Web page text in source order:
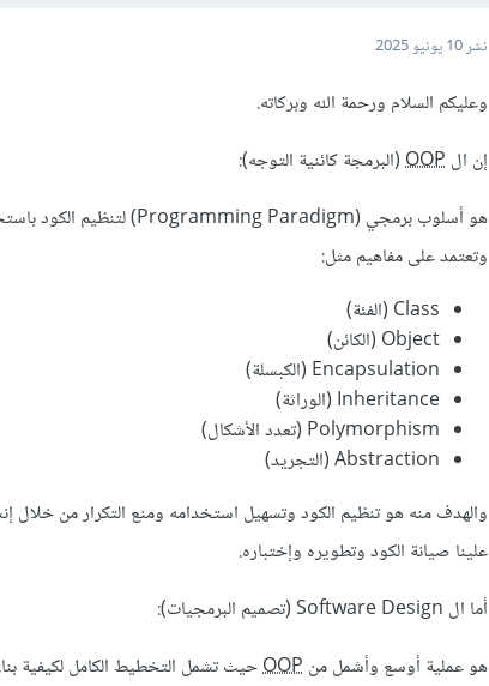
نشر10 يونيو 2025
وعليكم السلام ورحمة الله وبركاته.
إن ال OOP(البرمجة كائنية التوجه):
وتعتمد على مفاهيم مثل:
Class (الفئة)
Object (الكائن)
Encapsulation (الكبسلة)
Inheritance (الوراثة)
Polymorphism (تعدد الأشكال)
Abstraction (التجريد)
والهدف منه هو تنظيم الكود وتسهيل استخدامه ومنع التكرار من خلال
علينا صيانة الكود وتطويره وإختباره.
أما ال Software Design (تصميم البرمجيات):
هو عملية أوسع وأشمل من OOPحيث تشمل التخطيط الكامل لكيفية